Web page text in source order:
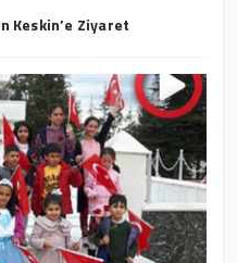
Keskin’e Ziyaret